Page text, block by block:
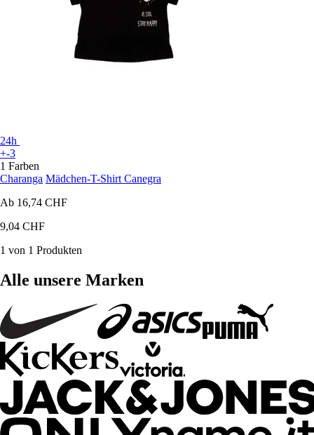
24h
+-3
1 Farben
Charanga Mädchen-T-Shirt Canegra
Ab 16,74 CHF
9,04 CHF
1 von 1 Produkten
Alle unsere Marken